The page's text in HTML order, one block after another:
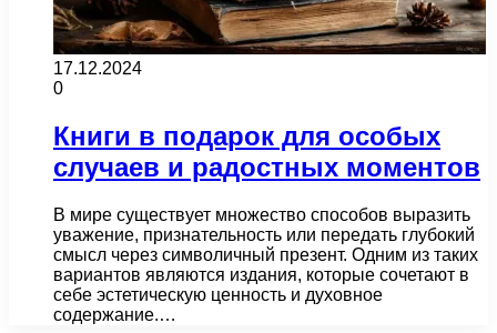
17.12.2024
0
Книги в подарок для особых
случаев и радостных моментов
В мире существует множество способов выразить
уважение, признательность или передать глубокий
смысл через символичный презент. Одним из таких
вариантов являются издания, которые сочетают в
себе эстетическую ценность и духовное
содержание.…